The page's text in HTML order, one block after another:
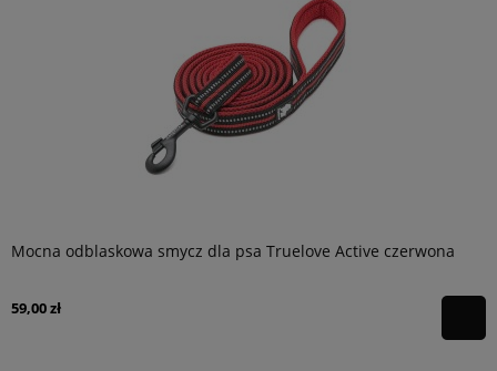
Mocna odblaskowa smycz dla psa Truelove Active czerwona
59,00 zł